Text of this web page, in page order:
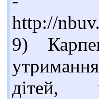
http://
9)
дітей,